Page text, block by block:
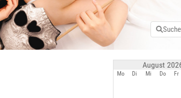
August
Mo Di Mi Do Fr